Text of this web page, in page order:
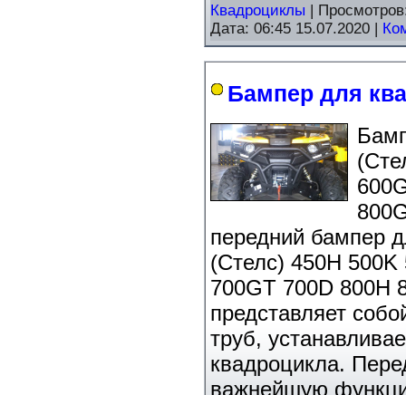
Квадроциклы |
Дата: 06:45 15.07.2020 |
Бампер для
передний бампер
(Стелс) 450H
700GT 700D 800H
представляет
труб,
квадроцикла.
важнейшую